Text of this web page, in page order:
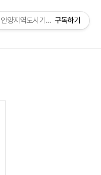
안양지역도시기록연구소
구독하기